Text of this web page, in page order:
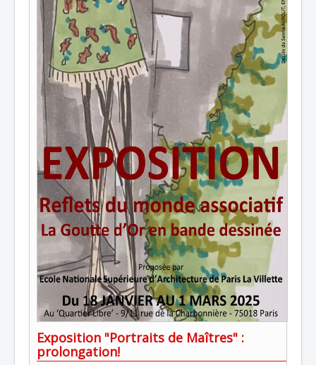
Exposition "Portraits de Maîtres" :
prolongation!